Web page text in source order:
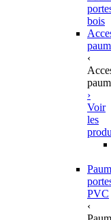
bois
‹
›
Voir
les
PVC
‹